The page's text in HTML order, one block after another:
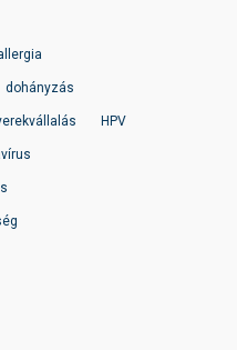
dohányzás
HPV